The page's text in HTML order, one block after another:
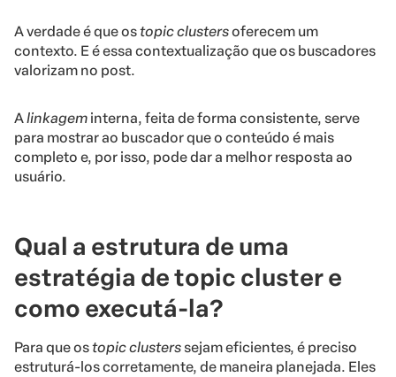
A verdade é que ostopic clustersoferecem um
contexto. E é essa contextualização que os buscadores
valorizam no post.
Alinkagem interna, feita de forma consistente, serve
para mostrar ao buscador que o conteúdo é mais
completo e, por isso, pode dar a melhor resposta ao
usuário.
Qual a estrutura de uma
estratégia de topic cluster e
como executá-la?
Para que ostopic clusterssejam eficientes, é preciso
estruturá-los corretamente, de maneira planejada. Eles